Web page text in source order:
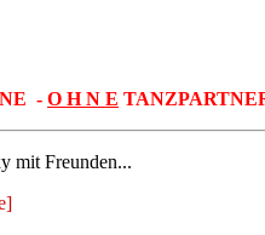
- O H N E
mit Freunden...